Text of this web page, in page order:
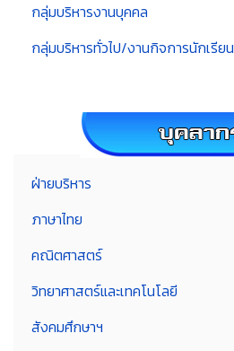
กลุ่มบริหารงานบุคคล
กลุ่มบริหารทั่วไป/งานกิจการนักเรียน
ฝ่ายบริหาร
ภาษาไทย
คณิตศาสตร์
วิทยาศาสตร์และเทคโนโลยี
สังคมศึกษาฯ